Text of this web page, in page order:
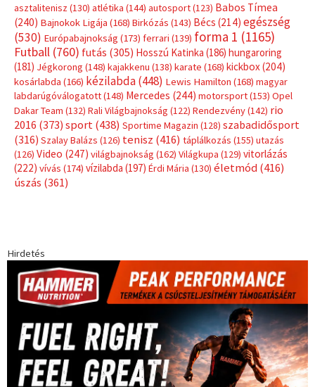
asztalitenisz (130) atlétika (144) autosport(123) Babos Tímea
(240) Bajnokok Ligája (168) Birkózás (143) Bécs (214) egészség
(530) Európabajnokság (173) ferrari (139) forma 1 (1165)
Futball (760) futás (305) Hosszú Katinka (186) hungaroring
(181) Jégkorong (148) kajakkenu (138) karate (168) kickbox(204)
kosárlabda (166) kézilabda(448) Lewis Hamilton (168) magyar
labdarúgóválogatott(148) Mercedes (244) motorsport(153) Opel
Dakar Team (132) Rali Világbajnokság (122) Rendezvény(142) rio
2016 (373) sport(438) Sportime Magazin (128) szabadidősport
(316) Szalay Balázs (126) tenisz (416) táplálkozás (155) utazás
(126) Video (247) világbajnokság (162) Világkupa (129) vitorlázás
(222) vívás (174) vízilabda (197) Érdi Mária (130) életmód(416)
úszás (361)
Hirdetés